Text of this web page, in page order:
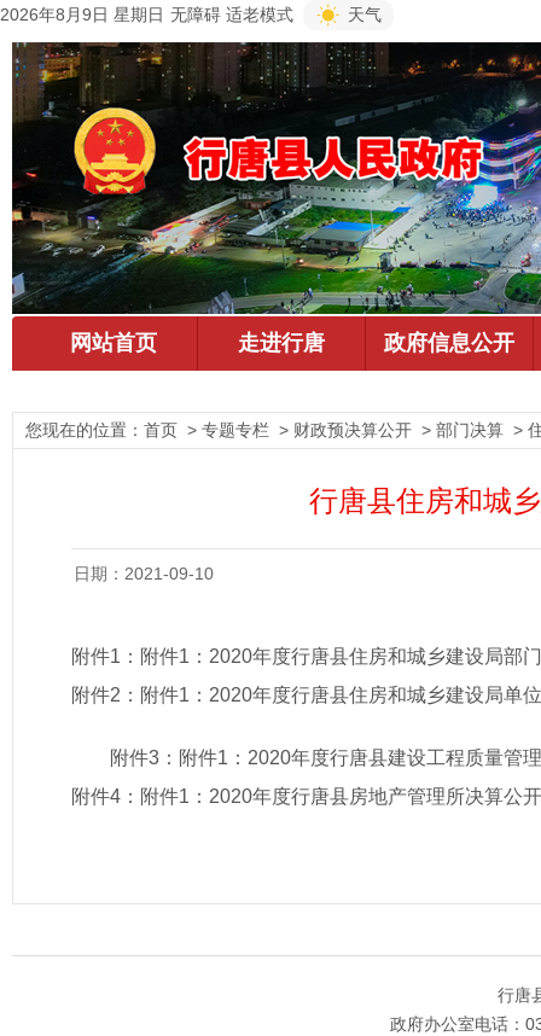
2026年8月9日 星期日 无障碍 适老模式 天气
您现在的位置： 首页 > 专题专栏 > 财政预决算公开 > 部门决算 >
行唐县住房和城
日期：2021-09-10
附件1： 附件1：2020年度行唐县住房和城乡建设局部
附件2： 附件1：2020年度行唐县住房和城乡建设局单
附件3： 附件1：2020年度行唐县建设工程质量管
附件4： 附件1：2020年度行唐县房地产管理所决算公